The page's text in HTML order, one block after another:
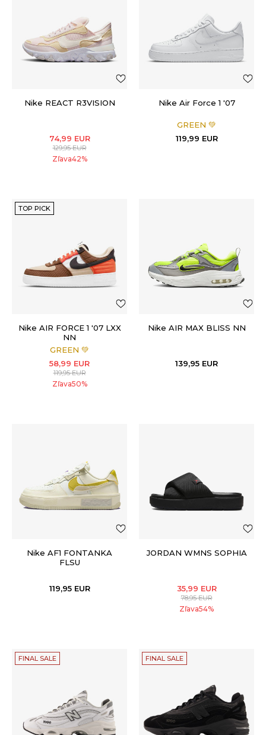
Nike REACT R3VISION
74,99 EUR
129,95EUR
Zľava42%
Nike Air Force 1 '07
GREEN 💚
119,99 EUR
TOP PICK
Nike AIR FORCE 1 '07 LXX
NN
GREEN 💚
58,99 EUR
119,95EUR
Zľava50%
Nike AIR MAX BLISS NN
139,95 EUR
Nike AF1 FONTANKA
FLSU
119,95 EUR
JORDAN WMNS SOPHIA
35,99 EUR
78,95EUR
Zľava54%
FINAL SALE FINAL SALE